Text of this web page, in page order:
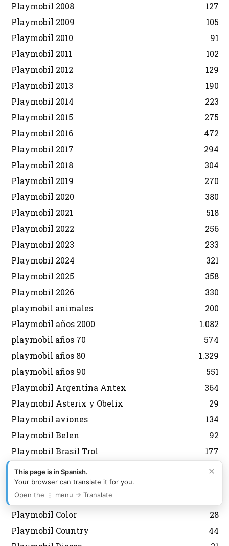
Playmobil 2008
127
Playmobil 2009
105
Playmobil 2010
91
Playmobil 2011
102
Playmobil 2012
129
Playmobil 2013
190
Playmobil 2014
223
Playmobil 2015
275
Playmobil 2016
472
Playmobil 2017
294
Playmobil 2018
304
Playmobil 2019
270
Playmobil 2020
380
Playmobil 2021
518
Playmobil 2022
256
Playmobil 2023
233
Playmobil 2024
321
Playmobil 2025
358
Playmobil 2026
330
playmobil animales
200
Playmobil años 2000
1.082
playmobil años 70
574
playmobil años 80
1.329
playmobil años 90
551
Playmobil Argentina Antex
364
Playmobil Asterix y Obelix
29
Playmobil aviones
134
Playmobil Belen
92
Playmobil Brasil Trol
177
Playmobil Carrefour
9
Playmobil City
Playmobil Coleccionista
Playmobil Color
28
Playmobil Country
44
×
This page is in Spanish.
Your browser can translate it for you.
Open the ⋮ menu → Translate